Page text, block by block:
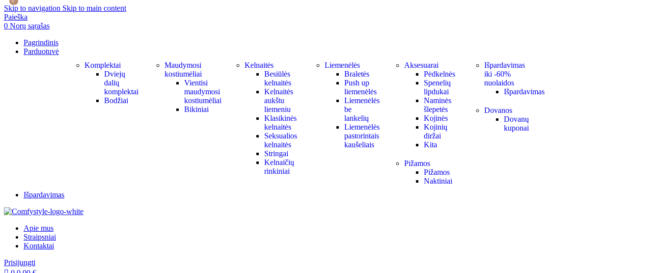
Skip to navigation Skip to main content
Paieška
0 Norų sąrašas
Pagrindinis
Parduotuvė
Komplektai
Dviejų
dalių
komplektai
Bodžiai
Maudymosi
kostiumėliai
Vientisi
maudymosi
kostiumėliai
Bikiniai
Kelnaitės
Besiūlės
kelnaitės
Kelnaitės
aukštu
liemeniu
Klasikinės
kelnaitės
Seksualios
kelnaitės
Stringai
Kelnaičių
rinkiniai
Liemenėlės
Braletės
Push up
liemenėlės
Liemenėlės
be
lankelių
Liemenėlės
pastorintais
kaušeliais
Aksesuarai
Pėdkelnės
Spenelių
lipdukai
Naminės
šlepetės
Kojinės
Kojinių
diržai
Kita
Pižamos
Pižamos
Naktiniai
Išpardavimas
iki -60%
nuolaidos
Išpardavimas
Dovanos
Dovanų
kuponai
Išpardavimas
Apie mus
Straipsniai
Kontaktai
Prisijungti
0
0